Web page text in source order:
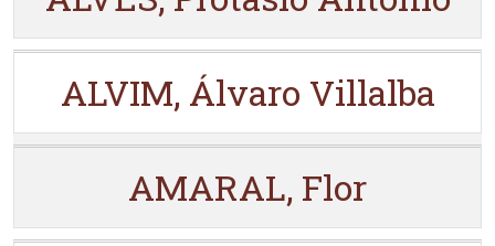
ALVIM, Álvaro Villalba
AMARAL, Flor